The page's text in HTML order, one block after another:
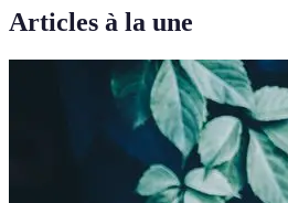
Articles à la une